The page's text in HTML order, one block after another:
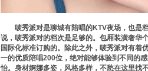
唛秀派对是聊城有陪唱的KTV夜场，也是档
说，唛秀派对的档次是足够的。包厢装潢奢华
国际化标准订购的。除此之外，唛秀派对有着
一的优质陪唱200位，绝对能够体验到不同的
怡。身材婀娜多姿，风格多样，不愁在这里找